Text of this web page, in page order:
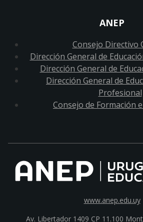
ANEP
Consejo Directivo
Dirección General de
Dirección General de
Dirección General de
Profesional
Consejo de Formación
www.anep.edu.uy
Av. Libertador 1409 CP 11.100